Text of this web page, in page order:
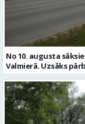
No 10. augusta
Valmierā. Uzsāks